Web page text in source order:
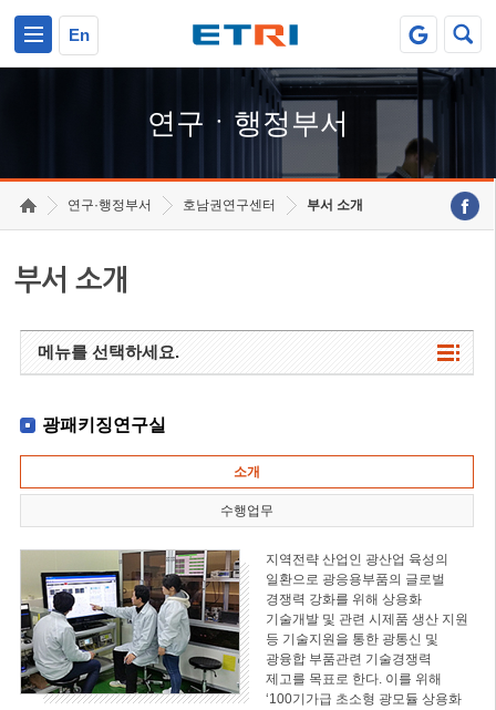
En
연구ㆍ행정부서
연구·행정부서 호남권연구센터 부서 소개
부서 소개
메뉴를 선택하세요.
광패키징연구실
소개
수행업무
지역전략 산업인 광산업 육성의
일환으로 광응용부품의 글로벌
경쟁력 강화를 위해 상용화
기술개발 및 관련 시제품 생산 지원
등 기술지원을 통한 광통신 및
광융합 부품관련 기술경쟁력
제고를 목표로 한다. 이를 위해
‘100기가급 초소형 광모듈 상용화